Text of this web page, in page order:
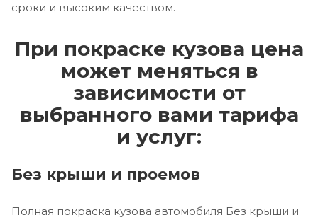
сроки и высоким качеством.
При покраске кузова цена
может меняться в
зависимости от
выбранного вами тарифа
и услуг:
Без крыши и проемов
Полная покраска кузова автомобиля Без крыши и